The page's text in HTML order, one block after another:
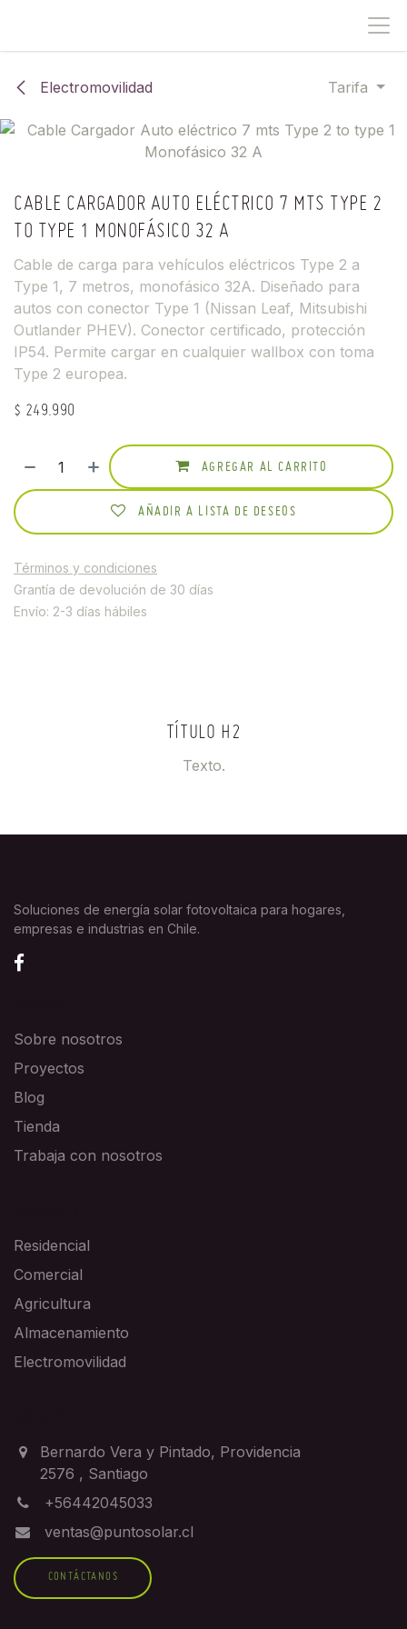
Electromovilidad Tarifa
CABLE CARGADOR AUTO ELÉCTRICO 7 MTS TYPE 2
TO TYPE 1 MONOFÁSICO 32 A
Cable de carga para vehículos eléctricos Type 2 a
Type 1, 7 metros, monofásico 32A. Diseñado para
autos con conector Type 1 (Nissan Leaf, Mitsubishi
Outlander PHEV). Conector certificado, protección
IP54. Permite cargar en cualquier wallbox con toma
Type 2 europea.
$ 249.990
AGREGAR AL CARRITO
AÑADIR A LISTA DE DESEOS
Términos y condiciones
Grantía de devolución de 30 días
Envío: 2-3 días hábiles
TÍTULO H2
Texto.
Soluciones de energía solar fotovoltaica para hogares,
empresas e industrias en Chile.
Sobre nosotros
Proyectos
Blog
Tienda
Trabaja con nosotros
Residencial
Comercial
Agricultura
Almacenamiento
Electromovilidad
Bernardo Vera y Pintado, Providencia
2576 , Santiago
+56442045033
ventas@puntosolar.cl
CONTÁCTANOS